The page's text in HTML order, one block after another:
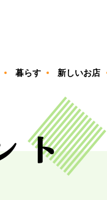
暮らす 新しいお店